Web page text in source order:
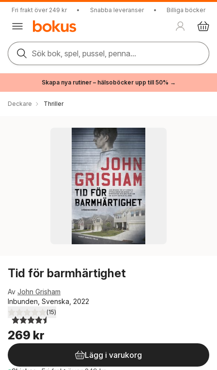
Fri frakt över 249 kr • Snabba leveranser • Billiga böcker
Sök bok, spel, pussel, penna...
Skapa nya rutiner – hälsoböcker upp till 50% →
Deckare Thriller
Tid för barmhärtighet
Av John Grisham
Inbunden, Svenska, 2022
4,5utav 5 stjärnor. Totalt antal röster:
(15)
269 kr
Lägg i varukorg